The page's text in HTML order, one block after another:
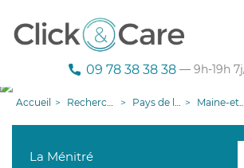
09 78 38 38 38 — 9h-19h
Accueil Recherche aide à domicile Pays de la Loire Maine-et-Loire